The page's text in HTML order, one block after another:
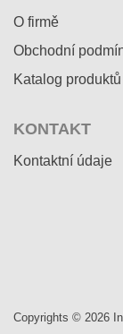
O firmě
Obchodní
Katalog
KONTAKT
Kontaktní údaje
Copyrights © 2026